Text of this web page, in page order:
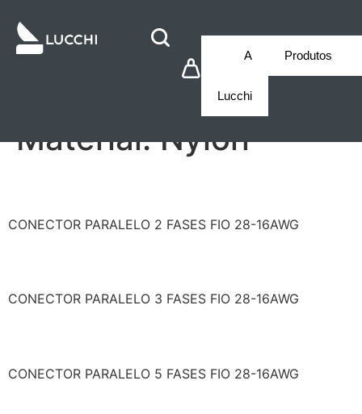
A
Lucchi
Produtos
Material:Nylon
CONECTOR PARALELO 2 FASES FIO 28-16AWG
CONECTOR PARALELO 3 FASES FIO 28-16AWG
CONECTOR PARALELO 5 FASES FIO 28-16AWG